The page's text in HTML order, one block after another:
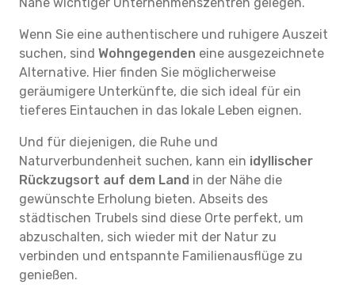
Wenn Sie eine authentischere und ruhigere Auszeit
suchen, sind Wohngegenden eine ausgezeichnete
Alternative. Hier finden Sie möglicherweise
geräumigere Unterkünfte, die sich ideal für ein
tieferes Eintauchen in das lokale Leben eignen.
Und für diejenigen, die Ruhe und
Naturverbundenheit suchen, kann ein idyllischer
Rückzugsort auf dem Land in der Nähe die
gewünschte Erholung bieten. Abseits des
städtischen Trubels sind diese Orte perfekt, um
abzuschalten, sich wieder mit der Natur zu
verbinden und entspannte Familienausflüge zu
genießen.